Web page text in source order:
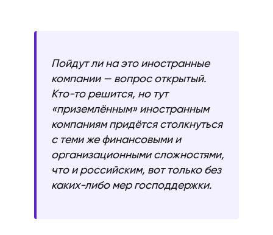
Пойдут ли на это иностранные
компании — вопрос открытый.
Кто-то решится, но тут
«приземлённым» иностранным
компаниям придётся столкнуться
с теми же финансовыми и
организационными сложностями,
что и российским, вот только без
каких-либо мер господдержки.